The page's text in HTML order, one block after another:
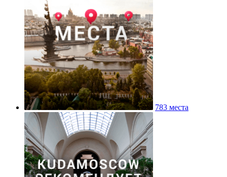
783 места